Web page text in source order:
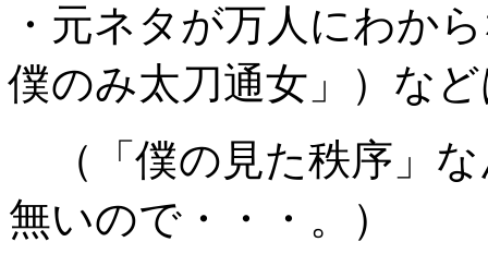
・元ネタが万人にわか
僕のみ太刀通女」）な
（「僕の見た秩序」
無いので・・・。）